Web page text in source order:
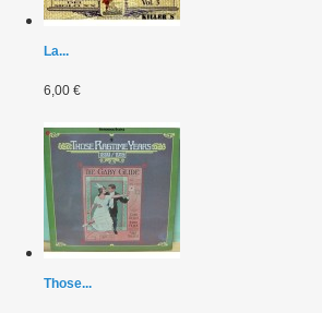
La...
6,00 €
Those...